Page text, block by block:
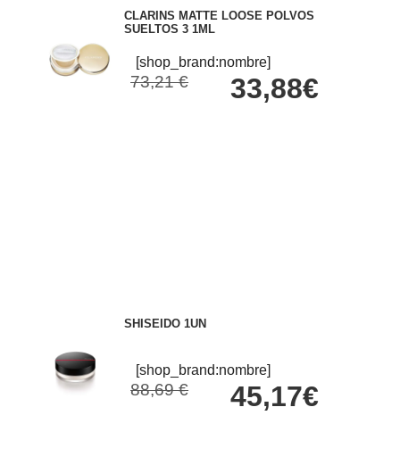
CLARINS MATTE LOOSE POLVOS
SUELTOS 3 1ML
[shop_brand:nombre]
73,21 € 33,88€
SHISEIDO 1UN
[shop_brand:nombre]
88,69 € 45,17€